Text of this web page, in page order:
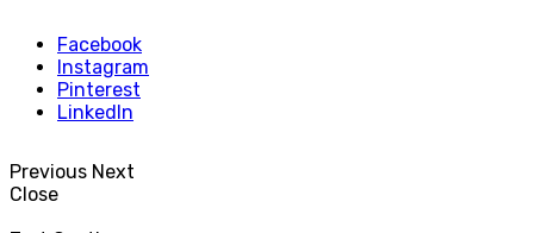
Facebook
Instagram
Pinterest
LinkedIn
Previous Next
Close